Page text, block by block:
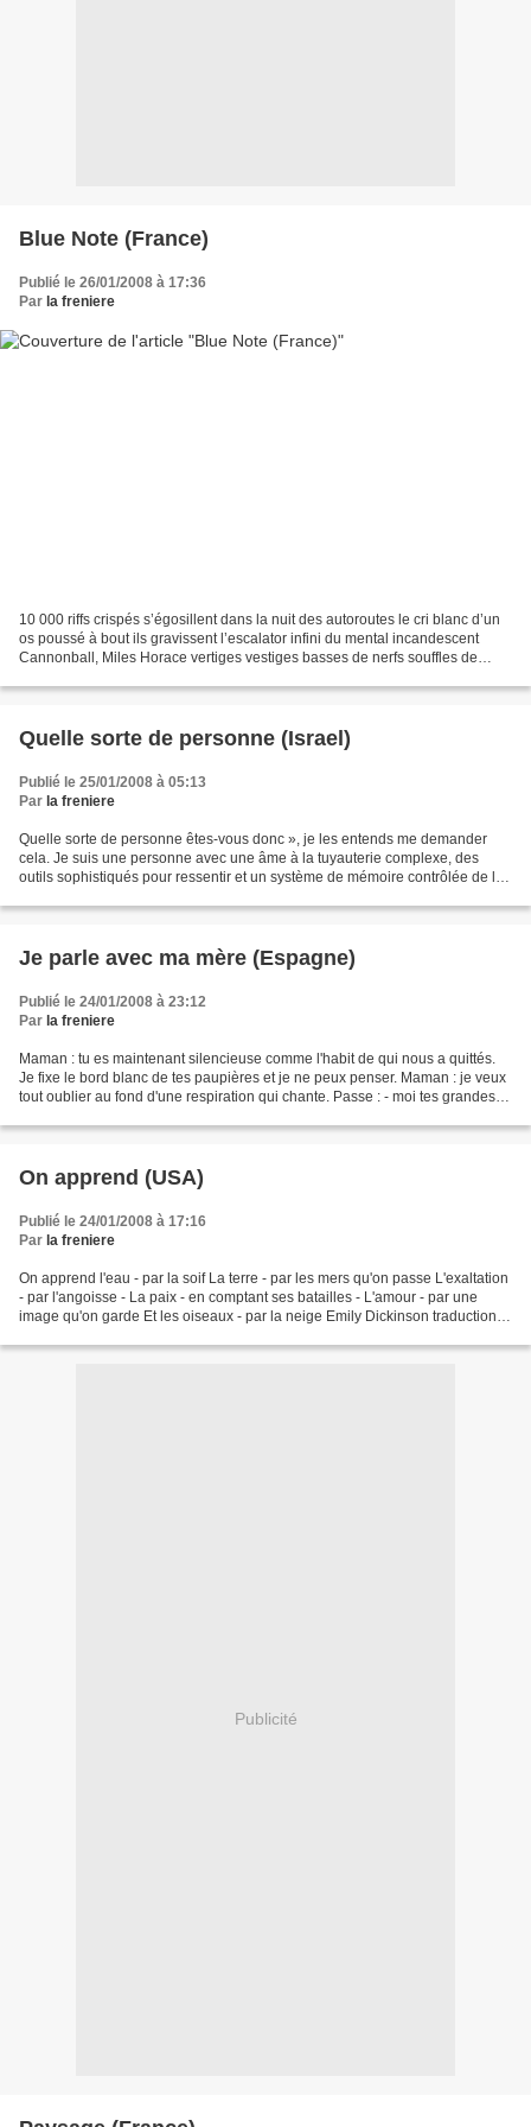
Blue Note (France)
Publié le 26/01/2008 à 17:36
Par la freniere
10 000 riffs crispés s’égosillent dans la nuit des autoroutes le cri blanc d’un
os poussé à bout ils gravissent l’escalator infini du mental incandescent
Cannonball, Miles Horace vertiges vestiges basses de nerfs souffles de
Quelle sorte de personne (Israel)
Publié le 25/01/2008 à 05:13
Par la freniere
Quelle sorte de personne êtes-vous donc », je les entends me demander
cela. Je suis une personne avec une âme à la tuyauterie complexe, des
outils sophistiqués pour ressentir et un système de mémoire contrôlée de la
Je parle avec ma mère (Espagne)
Publié le 24/01/2008 à 23:12
Par la freniere
Maman : tu es maintenant silencieuse comme l'habit de qui nous a quittés.
Je fixe le bord blanc de tes paupières et je ne peux penser. Maman : je veux
tout oublier au fond d'une respiration qui chante. Passe : - moi tes grandes
On apprend (USA)
Publié le 24/01/2008 à 17:16
Par la freniere
On apprend l'eau - par la soif La terre - par les mers qu'on passe L'exaltation
- par l'angoisse - La paix - en comptant ses batailles - L'amour - par une
image qu'on garde Et les oiseaux - par la neige Emily Dickinson traduction
Publicité